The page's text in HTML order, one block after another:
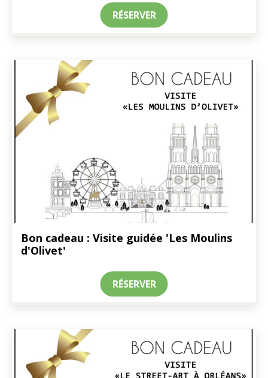
RÉSERVER
Bon cadeau : Visite guidée 'Les Moulins
d'Olivet'
RÉSERVER